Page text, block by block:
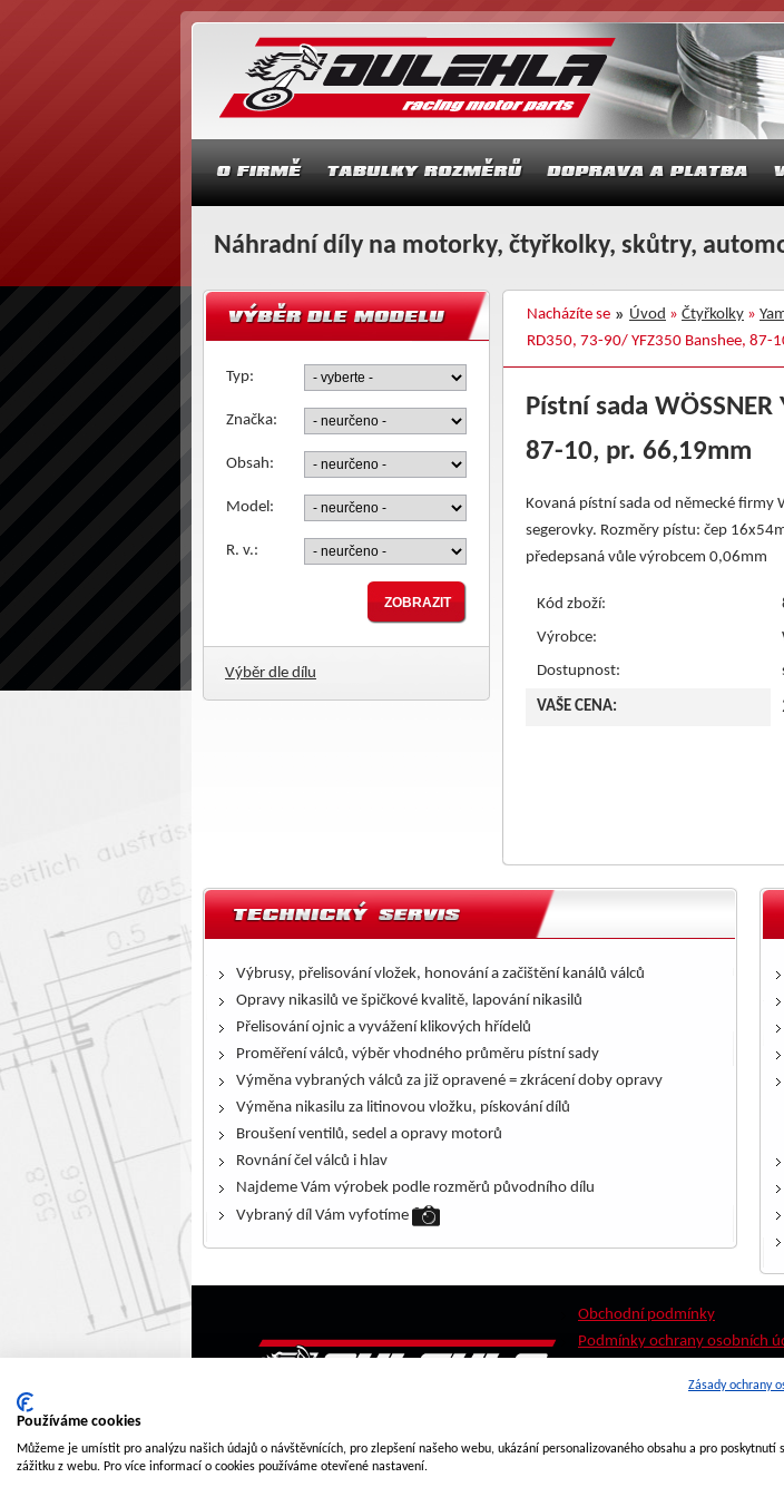
Náhradní díly na motorky, čtyřkolky, skůtry,
Nacházíte se Úvod » Čtyřkolky »
RD350, 73-90/ YFZ350 Banshee, 87-
Typ:
Značka:
Obsah:
Model:
R. v.:
Výběr dle dílu
Pístní sada
87-10, pr. 66,19mm
Kovaná pístní sada od německé firmy
segerovky. Rozměry pístu: čep
předepsaná vůle výrobcem 0,06mm
Kód zboží:
Výrobce:
Dostupnost:
VAŠE CENA:
Výbrusy, přelisování vložek, honování a začištění kanálů válců
Opravy nikasilů ve špičkové kvalitě, lapování nikasilů
Přelisování ojnic a vyvážení klikových hřídelů
Proměření válců, výběr vhodného průměru pístní sady
Výměna vybraných válců za již opravené = zkrácení doby opravy
Výměna nikasilu za litinovou vložku, pískování dílů
Broušení ventilů, sedel a opravy motorů
Rovnání čel válců i hlav
Najdeme Vám výrobek podle rozměrů původního dílu
Vybraný díl Vám vyfotíme
Obchodní podmínky
Podmínky ochrany osobních
Zásady ochrany
Používáme cookies
Můžeme je umístit pro analýzu našich údajů o návštěvnících, pro zlepšení našeho webu, ukázání personalizovaného obsahu a pro poskytnutí
zážitku z webu. Pro více informací o cookies používáme otevřené nastavení.